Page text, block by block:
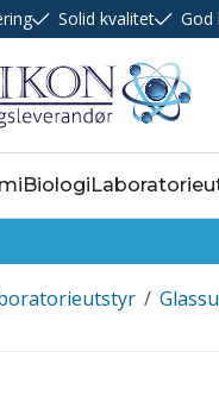
Solid kvalitet God
Biologi
/